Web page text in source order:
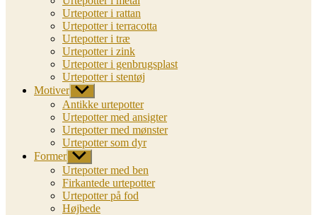
Urtepotter i rattan
Urtepotter i terracotta
Urtepotter i træ
Urtepotter i zink
Urtepotter i genbrugsplast
Urtepotter i stentøj
Motiver Vis
undermenu
Antikke urtepotter
Urtepotter med ansigter
Urtepotter med mønster
Urtepotter som dyr
Former Vis
undermenu
Urtepotter med ben
Firkantede urtepotter
Urtepotter på fod
Højbede